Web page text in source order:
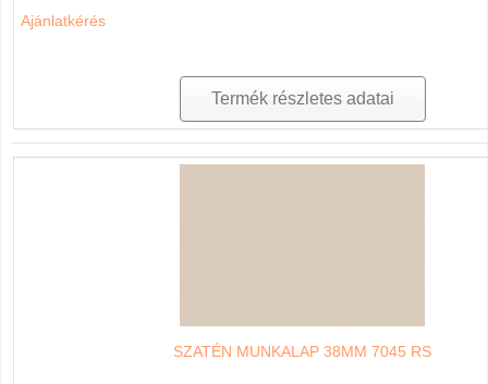
Ajánlatkérés
Termék részletes adatai
SZATÉN MUNKALAP 38MM 7045 RS